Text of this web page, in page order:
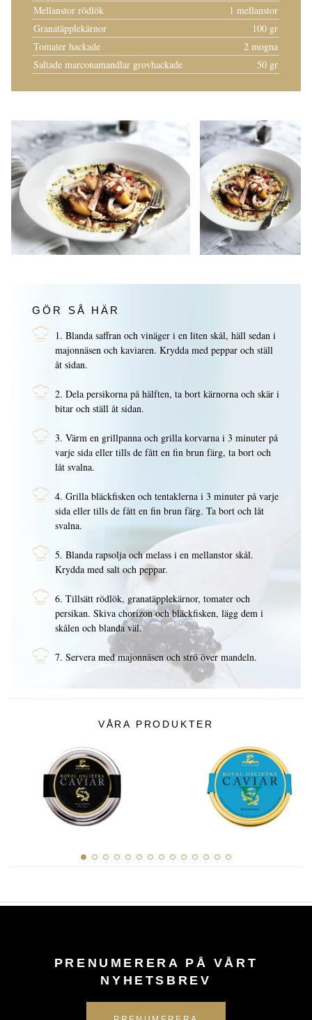
Mellanstor rödlök
1 mellanstor
Granatäpplekärnor
100 gr
Tomater hackade
2 mogna
Saltade marconamandlar grovhackade
50 gr
GÖR SÅ HÄR
1. Blanda saffran och vinäger i en liten skål, häll sedan i
majonnäsen och kaviaren. Krydda med peppar och ställ
åt sidan.
2. Dela persikorna på hälften, ta bort kärnorna och skär i
bitar och ställ åt sidan.
3. Värm en grillpanna och grilla korvarna i 3 minuter på
varje sida eller tills de fått en fin brun färg, ta bort och
låt svalna.
4. Grilla bläckfisken och tentaklerna i 3 minuter på varje
sida eller tills de fått en fin brun färg. Ta bort och låt
svalna.
5. Blanda rapsolja och melass i en mellanstor skål.
Krydda med salt och peppar.
6. Tillsätt rödlök, granatäpplekärnor, tomater och
persikan. Skiva chorizon och bläckfisken, lägg dem i
skålen och blanda väl.
7. Servera med majonnäsen och strö över mandeln.
VÅRA PRODUKTER
PRENUMERERA PÅ VÅRT
NYHETSBREV